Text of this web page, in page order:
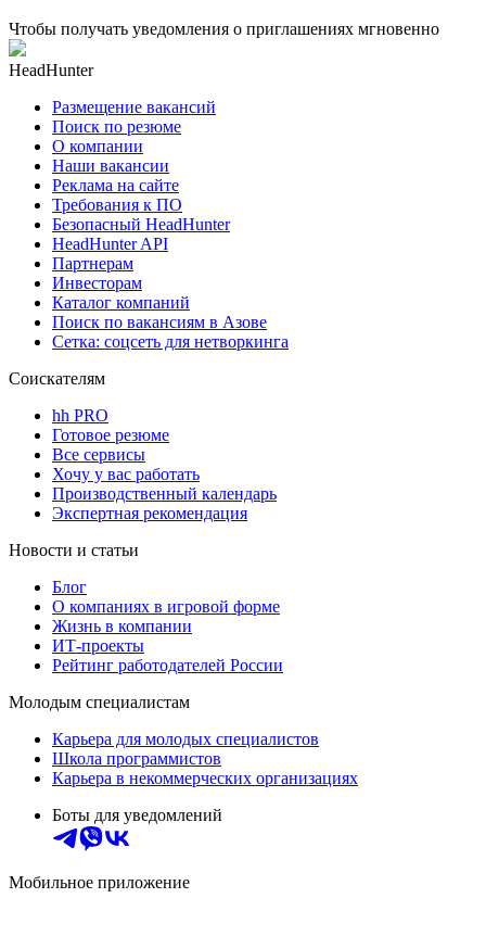
Чтобы получать уведомления о приглашениях мгновенно
HeadHunter
Размещение вакансий
Поиск по резюме
О компании
Наши вакансии
Реклама на сайте
Требования к ПО
Безопасный HeadHunter
HeadHunter API
Партнерам
Инвесторам
Каталог компаний
Поиск по вакансиям в Азове
Сетка: соцсеть для нетворкинга
Соискателям
hh PRO
Готовое резюме
Все сервисы
Хочу у вас работать
Производственный календарь
Экспертная рекомендация
Новости и статьи
Блог
О компаниях в игровой форме
Жизнь в компании
ИТ-проекты
Рейтинг работодателей России
Молодым специалистам
Карьера для молодых специалистов
Школа программистов
Карьера в некоммерческих организациях
Боты для уведомлений
Мобильное приложение